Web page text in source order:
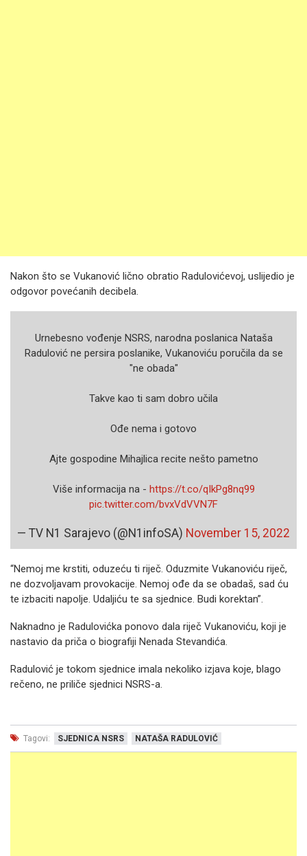
Nakon što se Vukanović lično obratio Radulovićevoj, uslijedio je
odgovor povećanih decibela.
Urnebesno vođenje NSRS, narodna poslanica Nataša
Radulović ne persira poslanike, Vukanoviću poručila da se
"ne obada"
Takve kao ti sam dobro učila
Ođe nema i gotovo
Ajte gospodine Mihajlica recite nešto pametno
Više informacija na - https://t.co/qIkPg8nq99
pic.twitter.com/bvxVdVVN7F
— TV N1 Sarajevo (@N1infoSA) November 15, 2022
“Nemoj me krstiti, oduzeću ti riječ. Oduzmite Vukanoviću riječ,
ne dozvoljavam provokacije. Nemoj ođe da se obadaš, sad ću
te izbaciti napolje. Udaljiću te sa sjednice. Budi korektan”.
Naknadno je Radulovićka ponovo dala riječ Vukanoviću, koji je
nastavio da priča o biografiji Nenada Stevandića.
Radulović je tokom sjednice imala nekoliko izjava koje, blago
rečeno, ne priliče sjednici NSRS-a.
Tagovi: SJEDNICA NSRS NATAŠA RADULOVIĆ